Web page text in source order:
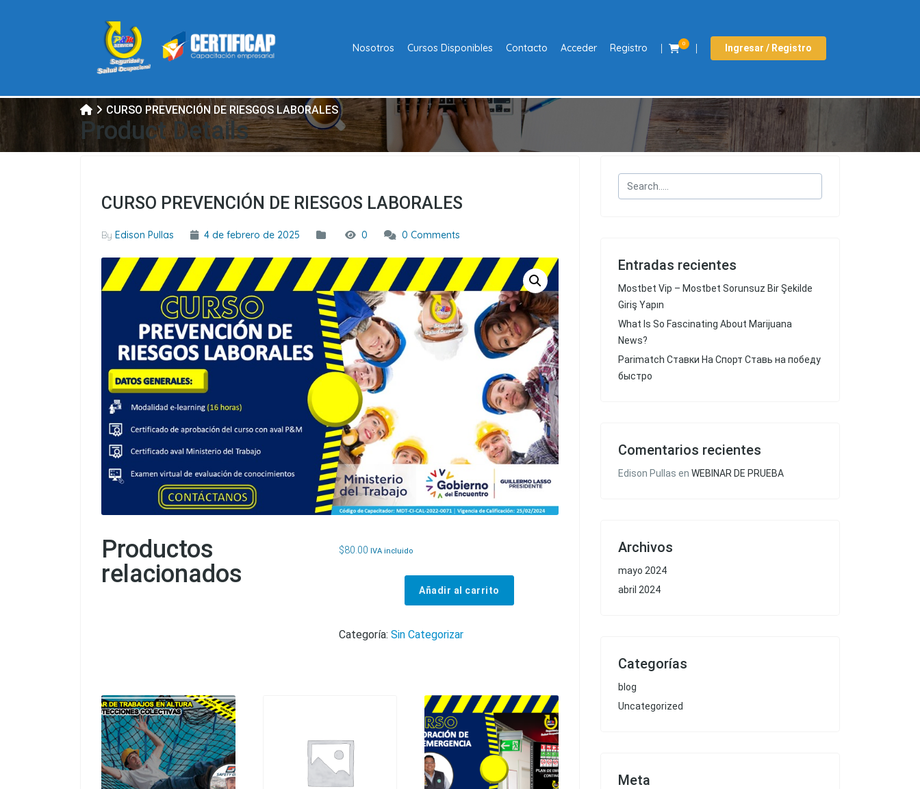
Nosotros Cursos Disponibles Contacto Acceder Registro 0 Ingresar / Registro
CURSO PREVENCIÓN DE RIESGOS LABORALES
Product Details
CURSO PREVENCIÓN DE RIESGOS LABORALES
By Edison Pullas 4 de febrero de 2025 0 0 Comments
$80.00 IVA incluido
Añadir al carrito
Categoría:Sin Categorizar
Productos
relacionados
Entradas recientes
Mostbet Vip – Mostbet Sorunsuz Bir Şekilde
Giriş Yapın
What Is So Fascinating About Marijuana
News?
Parimatch Ставки На Спорт Ставь на победу
быстро
Comentarios recientes
Edison Pullas en WEBINAR DE PRUEBA
Archivos
mayo 2024
abril 2024
Categorías
blog
Uncategorized
Meta